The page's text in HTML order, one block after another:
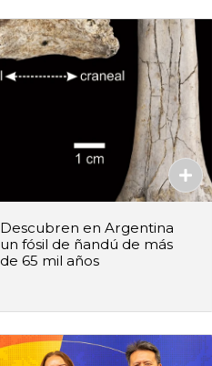
Descubren en Argentina
un fósil de ñandú de más
de 65 mil años